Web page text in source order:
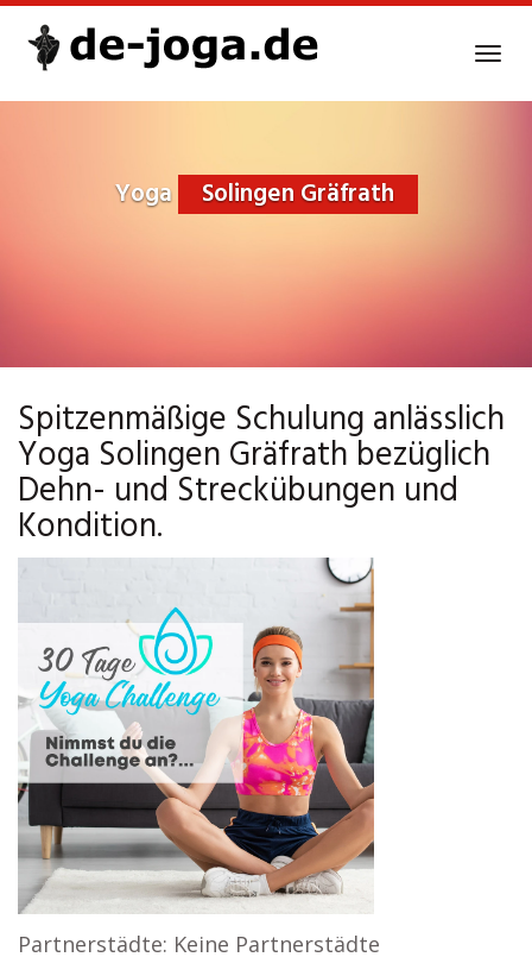
Yoga Solingen Gräfrath
Spitzenmäßige Schulung anlässlich
Yoga Solingen Gräfrath bezüglich
Dehn- und Streckübungen und
Kondition.
Partnerstädte: Keine Partnerstädte